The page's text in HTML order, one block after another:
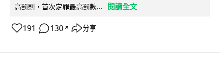
高罰則，首次定罪最高罰款...
閱讀全文
191 130 ↗ 分享